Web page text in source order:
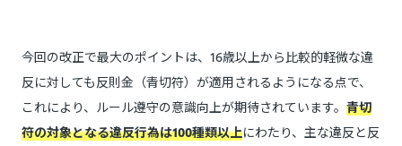
今回の改正で最大のポイントは、16歳以上から比較的軽微な違
反に対しても反則金（青切符）が適用されるようになる点で、
これにより、ルール遵守の意識向上が期待されています。 青切
符の対象となる違反行為は100種類以上にわたり、主な違反と反